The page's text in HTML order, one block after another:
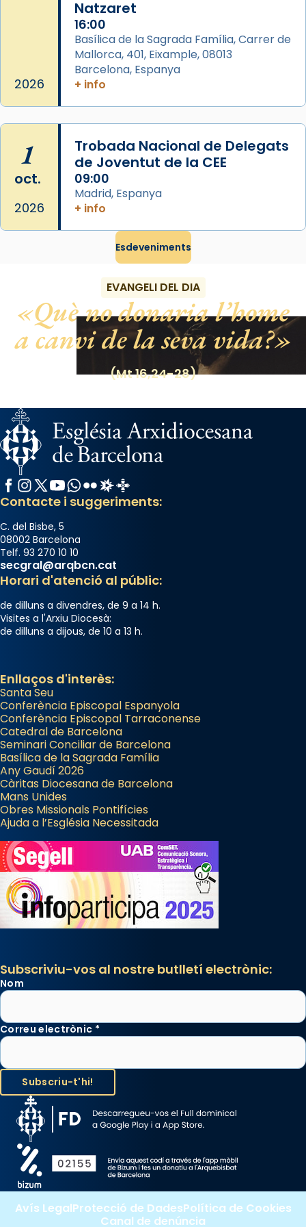
Des de 1985 hi participa també un grup de
diablesses amb música i ball propis. Festa
gran a Mataró.
«Si vols saber què és calor, ves per les
Santes a Mataró»🥵.
2026
Natzaret
16:00
Basílica de la Sagrada Família, Carrer de
Mallorca, 401, Eixample, 08013
Barcelona, Espanya
+ info
1
oct.
2026
Trobada Nacional de Delegats
de Joventut de la CEE
09:00
Madrid, Espanya
+ info
Esdeveniments
EVANGELI DEL DIA
Què no donaria l’home
a canvi de la seva vida?
(Mt 16,24-28)
Facebook
Instagram
X / Twitter
YouTube
WhatsApp
FlickrRadio Estel
Catalunya Cristiana
Contacte i suggeriments:
C. del Bisbe, 5
08002 Barcelona
Telf. 93 270 10 10
secgral@arqbcn.cat
Horari d'atenció al públic:
de dilluns a divendres, de 9 a 14 h.
Visites a l'Arxiu Diocesà:
de dilluns a dijous, de 10 a 13 h.
Enllaços d'interès:
Santa Seu
Conferència Episcopal Espanyola
Conferència Episcopal Tarraconense
Catedral de Barcelona
Seminari Conciliar de Barcelona
Basílica de la Sagrada Família
Any Gaudí 2026
Càritas Diocesana de Barcelona
Mans Unides
Obres Missionals Pontifícies
Ajuda a l’Església Necessitada
Subscriviu-vos al nostre butlletí electrònic:
Nom
Correu electrònic *
Avís LegalProtecció de DadesPolítica de Cookies
Canal de denúncia